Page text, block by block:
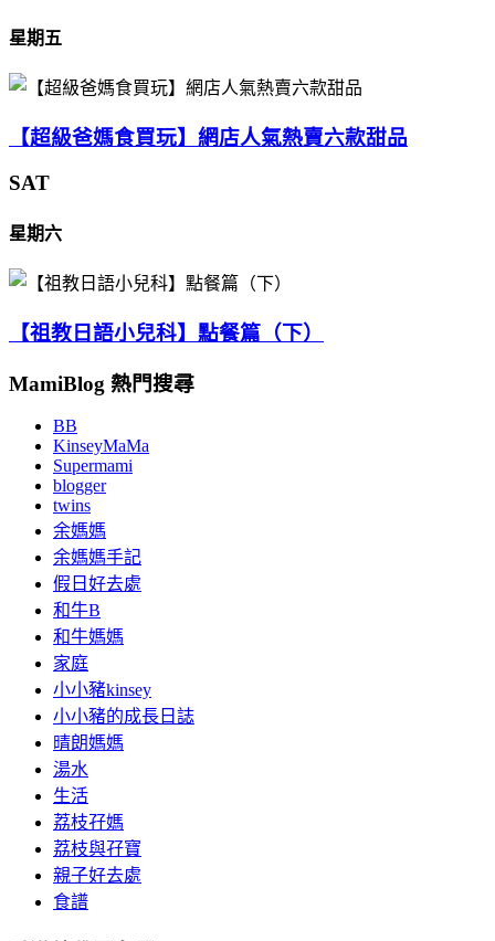
星期五
【超級爸媽食買玩】網店人氣熱賣六款甜品
SAT
星期六
【祖教日語小兒科】點餐篇（下）
MamiBlog 熱門搜尋
BB
KinseyMaMa
Supermami
blogger
twins
余媽媽
余媽媽手記
假日好去處
和牛B
和牛媽媽
家庭
小小豬kinsey
小小豬的成長日誌
晴朗媽媽
湯水
生活
荔枝孖媽
荔枝與孖寶
親子好去處
食譜